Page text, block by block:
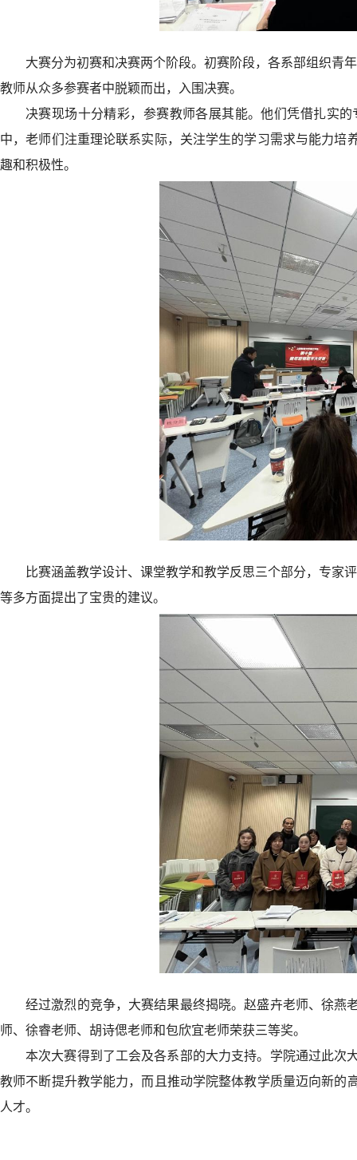
大赛分为初赛和决赛两个阶段。初赛阶段，各系部组织青
教师从众多参赛者中脱颖而出，入围决赛。
决赛现场十分精彩，参赛教师各展其能。他们凭借扎实
中，老师们注重理论联系实际，关注学生的学习需求与能力
趣和积极性。
比赛涵盖教学设计、课堂教学和教学反思三个部分，专家
等多方面提出了宝贵的建议。
经过激烈的竞争，大赛结果最终揭晓。赵盛卉老师、徐燕
师、徐睿老师、胡诗偲老师和包欣宜老师荣获三等奖。
本次大赛得到了工会及各系部的大力支持。学院通过此次
教师不断提升教学能力，而且推动学院整体教学质量迈向新
人才。